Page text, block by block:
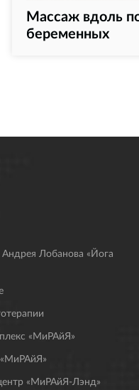
Массаж вдоль
беременных
Лобанова «Йога
«МиРАйЯ»
«МиРАйЯ-Лэнд»